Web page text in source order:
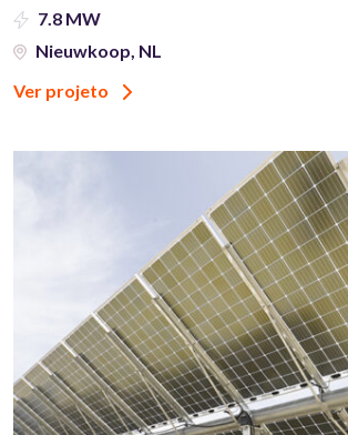
7.8 MW
Nieuwkoop, NL
Ver projeto